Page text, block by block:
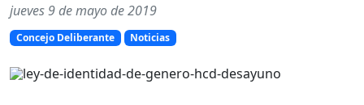
jueves 9 de mayo de 2019
Concejo Deliberante Noticias